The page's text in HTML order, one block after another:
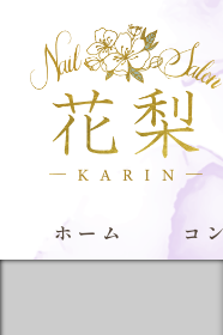
ホーム コ